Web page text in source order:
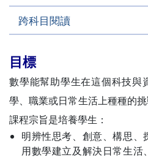
跨科目閱讀
目標
數學能幫助學生在這個科技與
學、職業或日常生活上種種的
課程宗旨是培養學生：
明辨性思考、創意、構思、
用數學建立及解決日常生活